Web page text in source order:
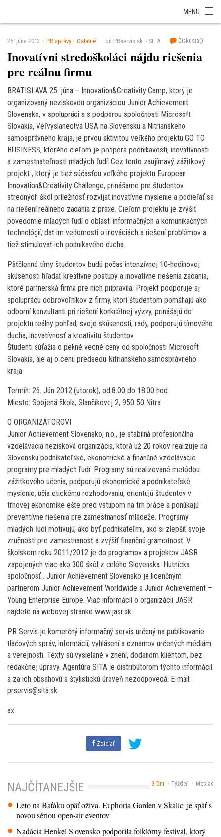
MENU
25. júna 2012 PR správy Ostatné od PRservis.sk SITA Diskusia()
Inovatívni stredoškoláci nájdu riešenia
pre reálnu firmu
BRATISLAVA 25. júna – Innovation&Creativity Camp, ktorý je
organizovaný neziskovou organizáciou Junior Achievement
Slovensko, v spolupráci a s podporou spoločnosti Microsoft
Slovakia, Veľvyslanectva USA na Slovensku a Nitrianskeho
samosprávneho kraja, je prvou aktivitou veľkého projektu GO TO
BUSINESS, ktorého cieľom je podpora podnikavosti, inovatívnosti
a zamestnateľnosti mladých ľudí. Cez tento zaujímavý zážitkový
projekt , ktorý je tiež súčasťou veľkého projektu European
Innovation&Creativity Challenge, prinášame pre študentov
stredných škôl príležitosť rozvíjať inovatívne myslenie a podieľať sa
na riešení reálneho zadania z praxe. Cieľom projektu je zvýšiť
povedomie mladých ľudí o oblasti informačných a komunikačných
technológií, dať im vedomosti o inováciách a riešení problémov a
tiež stimulovať ich podnikavého ducha.
Päťčlenné tímy študentov budú počas intenzívnej 10-hodinovej
skúsenosti hľadať kreatívne postupy a inovatívne riešenia zadania,
ktoré partnerská firma pre nich pripravila. Projekt podporuje aj
spoluprácu dobrovoľníkov z firmy, ktorí študentom pomáhajú ako
odborní konzultanti pri riešení konkrétnej výzvy, prinášajú do
projektu reálny pohľad, svoje skúsenosti, rady, podporujú tímového
ducha, inovatívnosť a kreativitu študentov.
Študenti súťažia o pekné vecné ceny od spoločnosti Microsoft
Slovakia, ale aj o cenu predsedu Nitrianskeho samosprávneho
kraja.
Termín: 26. Jún 2012 (utorok), od 8.00 do 18.00 hod.
Miesto: Spojená škola, Slančíkovej 2, 950 50 Nitra
O ORGANIZÁTOROVI
Junior Achievement Slovensko, n.o., je stabilná profesionálna
vzdelávacia nezisková organizácia, ktorá už 20 rokov realizuje na
Slovensku podnikateľské, ekonomické a finančné vzdelávacie
programy pre mladých ľudí. Programy sú realizované metódou
zážitkového učenia, podporujú ekonomické a podnikateľské
myslenie, učia etickému rozhodovaniu, orientujú študentov v
trhovej ekonomike ešte pred vstupom na trh práce a ponúkajú
preventívne riešenia pre zamestnanosť mládeže. Programy
mladých ľudí motivujú, ako byť podnikateľmi, ako si zlepšiť svoje
zručnosti pre zamestnanosť a zvýšiť finančnú gramotnosť. V
školskom roku 2011/2012 je do programov a projektov JASR
zapojených viac ako 300 škôl z celého Slovenska. Hutnícka
spoločnosť . Junior Achievement Slovensko je licenčným
partnerom Junior Achievement Worldwide a Junior Achievement –
Young Enterprise Europe. Viac informácií o organizácii JASR
nájdete na webovej stránke www.jasr.sk.
PR Servis je komerčný informačný servis určený na publikovanie
tlačových správ, informácií, vyhlásení a oznamov určených médiám
a verejnosti. Texty sú vysielané v znení, dodanom klientom, bez
redakčnej úpravy. Agentúra SITA je distribútorom týchto informácií
a za ich obsahovú a štylistickú úroveň nezodpovedá. E-mail:
prservis@sita.sk .
ax
Zdieľať
3 Dni Týždeň Mesiac
NAJČÍTANEJŠIE
Leto na Baťáku opäť ožíva. Euphoria Garden v Skalici je späť s
novou sériou open-air eventov
Nadácia Henkel Slovensko podporila folklórny festival, ktorý